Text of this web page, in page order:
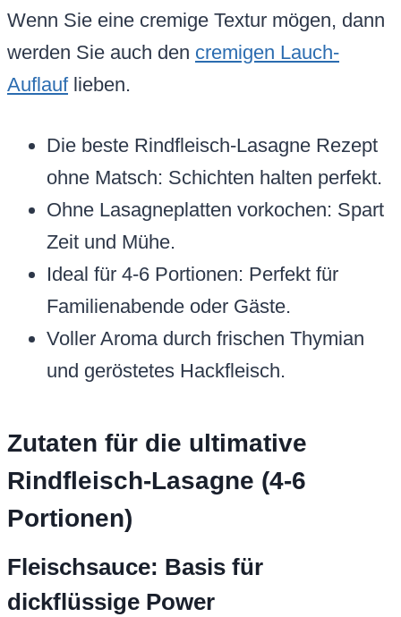
Wenn Sie eine cremige Textur mögen, dann
werden Sie auch den cremigen Lauch-
Auflauflieben.
Die beste Rindfleisch-Lasagne Rezept
ohne Matsch: Schichten halten perfekt.
Ohne Lasagneplatten vorkochen: Spart
Zeit und Mühe.
Ideal für 4-6 Portionen: Perfekt für
Familienabende oder Gäste.
Voller Aroma durch frischen Thymian
und geröstetes Hackfleisch.
Zutaten für die ultimative
Rindfleisch-Lasagne (4-6
Portionen)
Fleischsauce: Basis für
dickflüssige Power